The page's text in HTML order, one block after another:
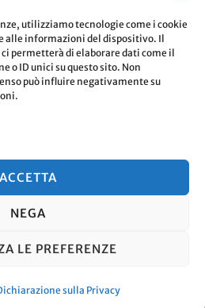
utilizziamo tecnologie come i cookie
alle informazioni del dispositivo. Il
permetterà di elaborare dati come il
o ID unici su questo sito. Non
può influire negativamente su
ACCETTA
NEGA
LE PREFERENZE
sulla Privacy
digitale
9 passi
| Sviluppato da
. Powered by WordPress